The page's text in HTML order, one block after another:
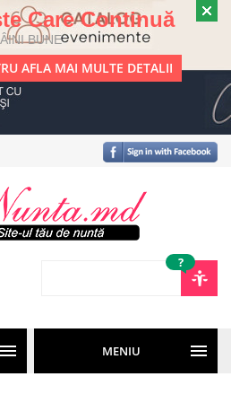
Care Continuă
BUNE
AFLA MAI MULTE DETALII
?
MENIU